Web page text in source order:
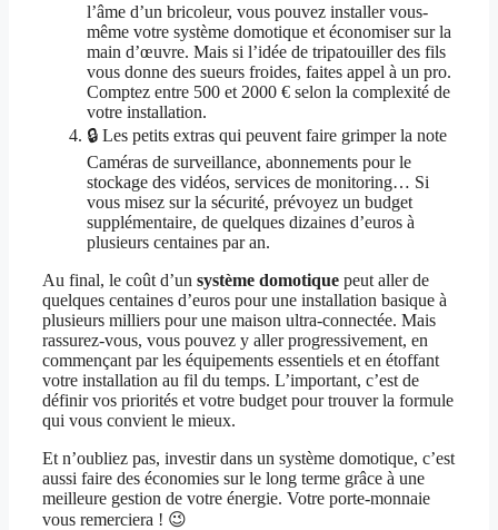
l’âme d’un bricoleur, vous pouvez installer vous-
même votre système domotique et économiser sur la
main d’œuvre. Mais si l’idée de tripatouiller des fils
vous donne des sueurs froides, faites appel à un pro.
Comptez entre 500 et 2000 € selon la complexité de
votre installation.
🔒 Les petits extras qui peuvent faire grimper la note
Caméras de surveillance, abonnements pour le
stockage des vidéos, services de monitoring… Si
vous misez sur la sécurité, prévoyez un budget
supplémentaire, de quelques dizaines d’euros à
plusieurs centaines par an.
Au final, le coût d’un système domotique peut aller de
quelques centaines d’euros pour une installation basique à
plusieurs milliers pour une maison ultra-connectée. Mais
rassurez-vous, vous pouvez y aller progressivement, en
commençant par les équipements essentiels et en étoffant
votre installation au fil du temps. L’important, c’est de
définir vos priorités et votre budget pour trouver la formule
qui vous convient le mieux.
Et n’oubliez pas, investir dans un système domotique, c’est
aussi faire des économies sur le long terme grâce à une
meilleure gestion de votre énergie. Votre porte-monnaie
vous remerciera ! 😉